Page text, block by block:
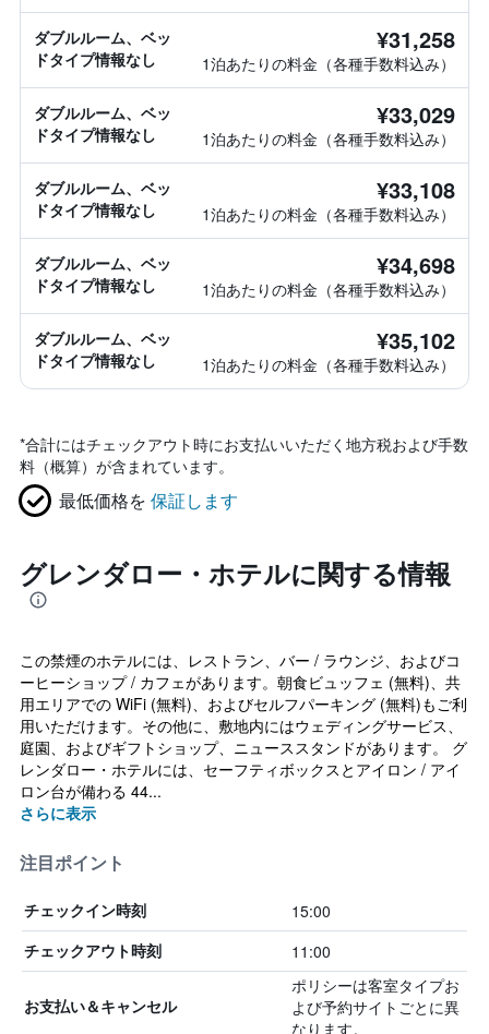
ダブルルーム、ベッ
ドタイプ情報なし
¥31,258
1泊あたりの料金（各種手数料込み）
ダブルルーム、ベッ
ドタイプ情報なし
¥33,029
1泊あたりの料金（各種手数料込み）
ダブルルーム、ベッ
ドタイプ情報なし
¥33,108
1泊あたりの料金（各種手数料込み）
ダブルルーム、ベッ
ドタイプ情報なし
¥34,698
1泊あたりの料金（各種手数料込み）
ダブルルーム、ベッ
ドタイプ情報なし
¥35,102
1泊あたりの料金（各種手数料込み）
*合計にはチェックアウト時にお支払いいただく地方税および手数
料（概算）が含まれています。
最低価格を 保証します
グレンダロー・ホテルに関する情報
この禁煙のホテルには、レストラン、バー / ラウンジ、およびコ
ーヒーショップ / カフェがあります。朝食ビュッフェ (無料)、共
用エリアでの WiFi (無料)、およびセルフパーキング (無料)もご利
用いただけます。その他に、敷地内にはウェディングサービス、
庭園、およびギフトショップ、ニューススタンドがあります。 グ
レンダロー・ホテルには、セーフティボックスとアイロン / アイ
ロン台が備わる 44...
さらに表示
注目ポイント
チェックイン時刻 15:00
チェックアウト時刻 11:00
お支払い＆キャンセル
ポリシーは客室タイプお
よび予約サイトごとに異
なります。